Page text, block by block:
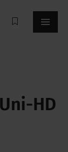
HD